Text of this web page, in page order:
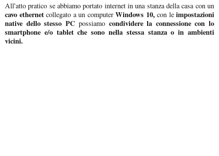
All'atto pratico se abbiamo portato internet in una stanza della casa con un
cavo ethernetcollegato a un computer Windows 10,con le impostazioni
native dello stesso PCpossiamo condividere la connessione con lo
smartphone e/o tablet che sono nella stessa stanza o in ambienti
vicini.